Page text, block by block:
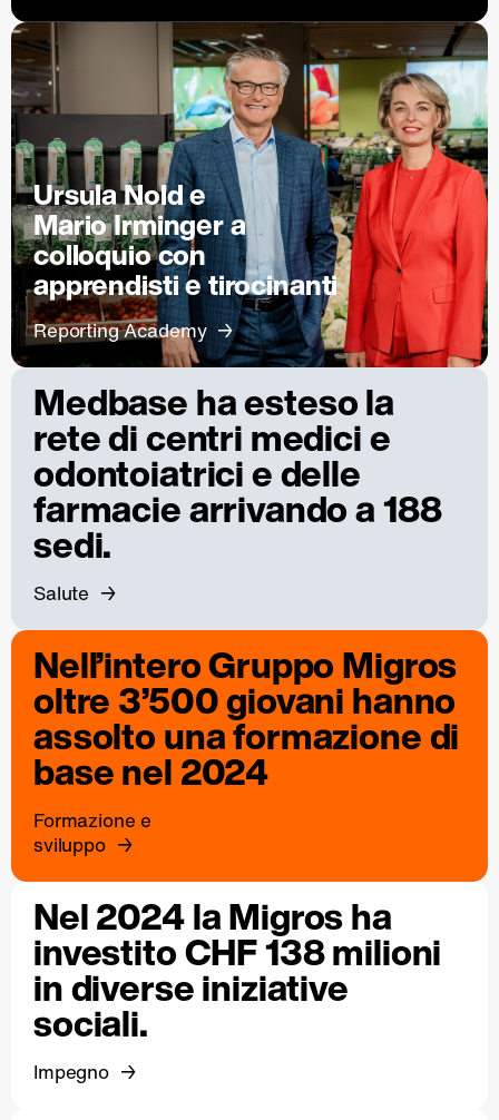
Ursula Nold e
Mario Irminger a
colloquio con
apprendisti e tirocinanti
Reporting Academy
Medbase ha esteso la
rete di centri medici e
odontoiatrici e delle
farmacie arrivando a 188
sedi.
Salute
Nell’intero Gruppo Migros
oltre 3’500 giovani hanno
assolto una formazione di
base nel 2024
Formazione e
sviluppo
Nel 2024 la Migros ha
investito CHF 138 milioni
in diverse iniziative
sociali.
Impegno